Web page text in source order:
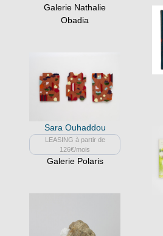
Galerie Nathalie
Obadia
Sara Ouhaddou
LEASING à partir de
126€/mois
Galerie Polaris